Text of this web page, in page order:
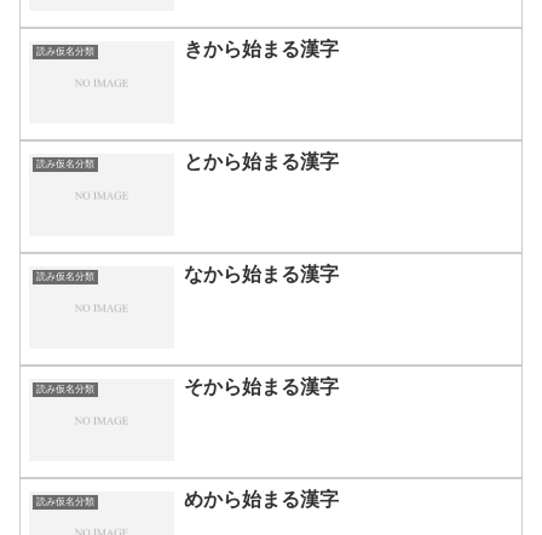
読み仮名分類 きから始まる漢字
読み仮名分類 とから始まる漢字
読み仮名分類 なから始まる漢字
読み仮名分類 そから始まる漢字
読み仮名分類 めから始まる漢字